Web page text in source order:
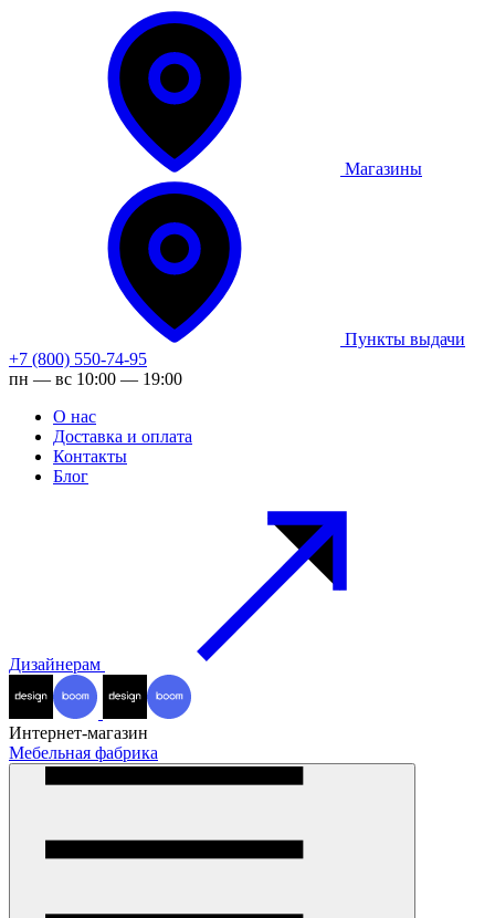
Магазины
Пункты выдачи
+7 (800) 550-74-95
пн — вс 10:00 — 19:00
О нас
Доставка и оплата
Контакты
Блог
Дизайнерам
Интернет-магазин
Мебельная фабрика